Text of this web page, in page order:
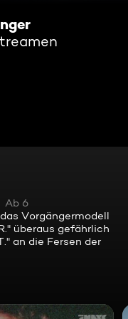
Ab 6
Vorgängermodell
überaus gefährlich
an die Fersen der